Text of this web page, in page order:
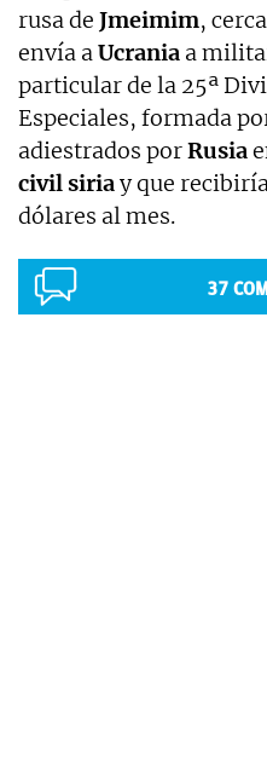
rusa de Jmeimim,
envía aUcrania a
particular de la 25ª
Especiales, formada
adiestrados porRusia
civil siriay que
dólares al mes.
37